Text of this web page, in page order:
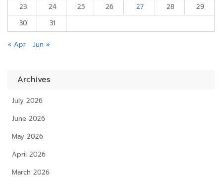
23
24 25 26 27 28
29
30
31
« Apr Jun »
Archives
July 2026
June 2026
May 2026
April 2026
March 2026